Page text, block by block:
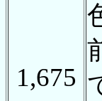
1,675